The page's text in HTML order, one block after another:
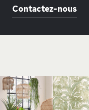
Contactez-nous